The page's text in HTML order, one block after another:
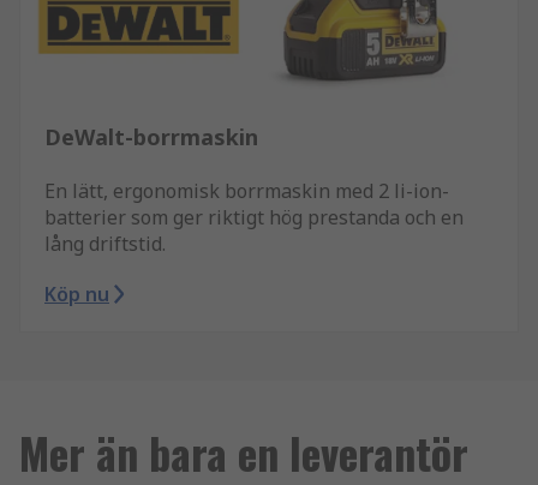
DeWalt-borrmaskin
En lätt, ergonomisk borrmaskin med 2 li-ion-
batterier som ger riktigt hög prestanda och en
lång driftstid.
Köp nu
Mer än bara en leverantör